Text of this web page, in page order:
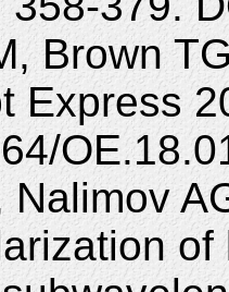
Brown
Express
Nalimov